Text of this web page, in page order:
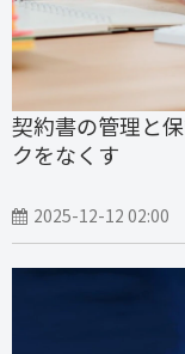
契約書の管理と
クをなくす
2025-12-12 02:00